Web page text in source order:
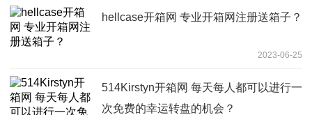
hellcase开箱网 专业开箱网注册送箱子？
2023-06-25
514Kirstyn开箱网 每天每人都可以进行一
次免费的幸运转盘的机会？